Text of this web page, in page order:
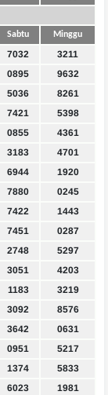
Sabtu Minggu
7032
3211
0895
9632
5036
8261
7421
5398
0855
4361
3183
4701
6944
1920
7880
0245
7422
1443
7451
0287
2748
5297
3051
4203
1183
3219
3092
8576
3642
0631
0951
5217
1374
5833
6023
1981